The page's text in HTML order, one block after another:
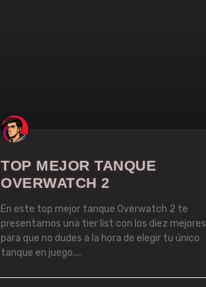
TOP MEJOR TANQUE
OVERWATCH 2
En este top mejor tanque Overwatch 2 te
presentamos una tier list con los diez mejores
para que no dudes a la hora de elegir tu único
tanque en juego.